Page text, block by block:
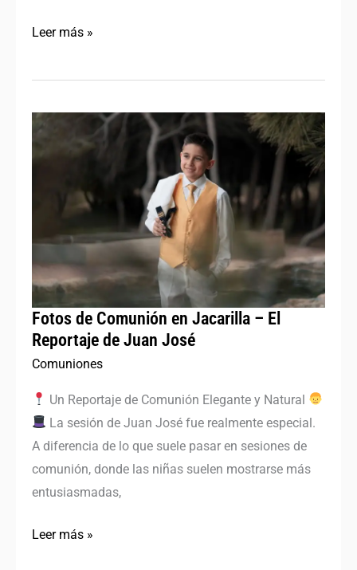
Leer más »
Fotos de Comunión en Jacarilla – El
Reportaje de Juan José
Comuniones
Un Reportaje de Comunión Elegante y Natural
La sesión de Juan José fue realmente especial.
A diferencia de lo que suele pasar en sesiones de
comunión, donde las niñas suelen mostrarse más
entusiasmadas,
Fotos
de
Jacarilla
El
Reportaje
de
Juan
José
Leer más »